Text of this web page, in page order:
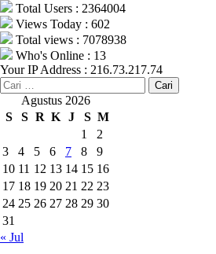
Total Users : 2364004
Views Today : 602
Total views : 7078938
Who's Online : 13
Your IP Address : 216.73.217.74
Cari
untuk:Agustus 2026
S
S R K J S M
1
2
3
4 5 6 7 8
9
10 11 12 13 14 15 16
17 18 19 20 21 22 23
24 25 26 27 28 29 30
31
« Jul